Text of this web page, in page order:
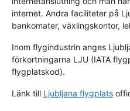
internet. Andra faciliteter på
bankomater, växlingskontor,
Inom flygindustrin anges
förkortningarna LJU (IATA
flygplatskod).
Länk till Ljubljana flygplats